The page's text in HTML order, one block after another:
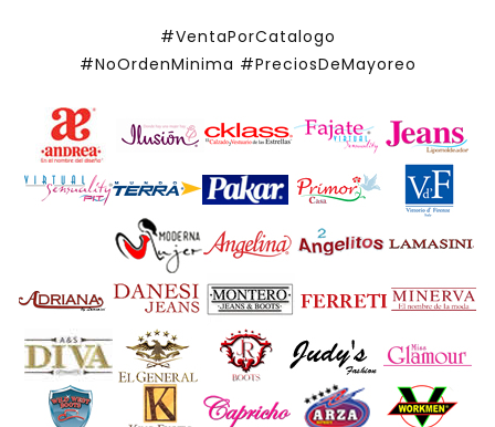
#VentaPorCatalogo
#NoOrdenMinima #PreciosDeMayoreo